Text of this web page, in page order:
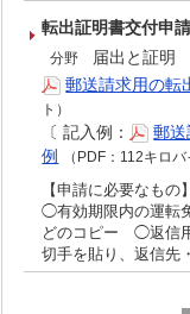
転出証明書交付申
分野
届出と証明
郵送請求用の転
ト）
〔記入例：
郵送
例
（PDF：112キロバ
【申請に必要なもの】
◯有効期限内の運転
どのコピー ◯返信
切手を貼り、返信先